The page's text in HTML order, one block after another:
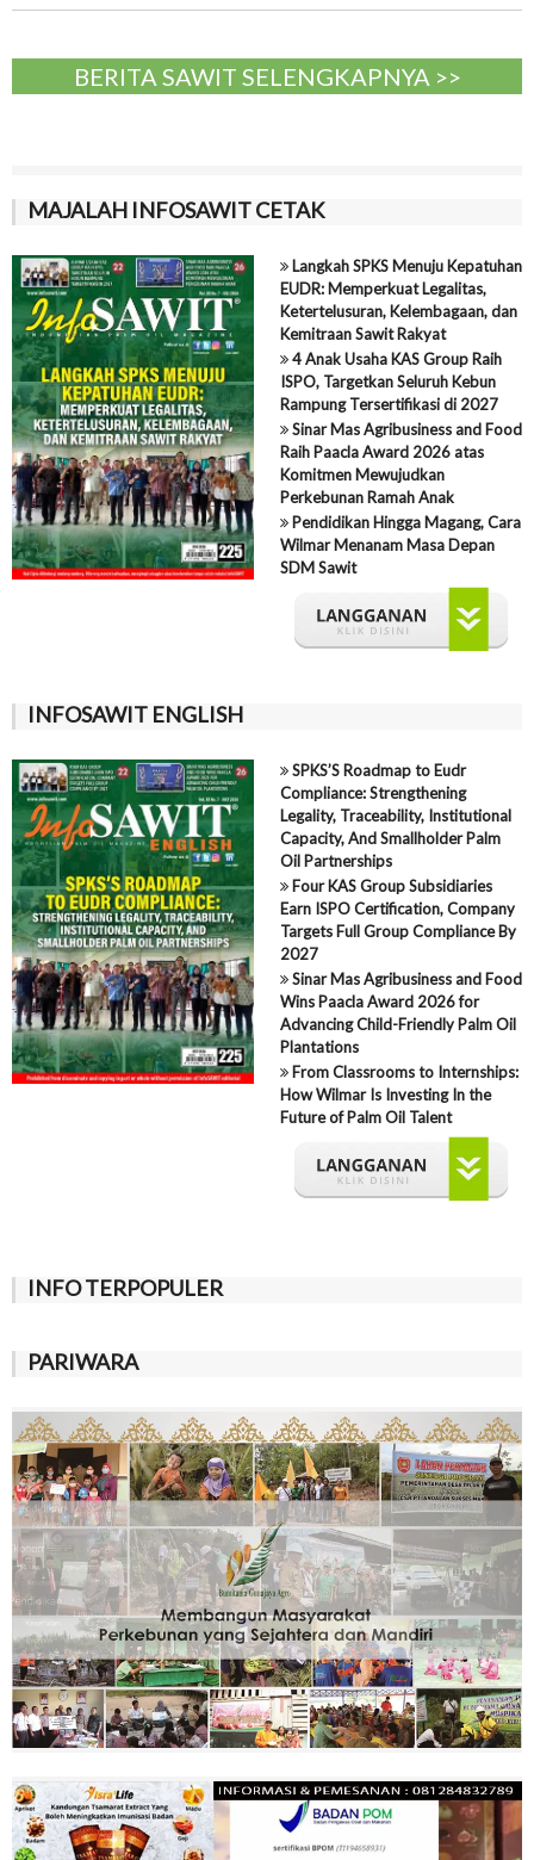
BERITA SAWIT SELENGKAPNYA >>
MAJALAH INFOSAWIT CETAK
Langkah SPKS Menuju Kepatuhan
EUDR: Memperkuat Legalitas,
Ketertelusuran, Kelembagaan, dan
Kemitraan Sawit Rakyat
4 Anak Usaha KAS Group Raih
ISPO, Targetkan Seluruh Kebun
Rampung Tersertifikasi di 2027
Sinar Mas Agribusiness and Food
Raih Paacla Award 2026 atas
Komitmen Mewujudkan
Perkebunan Ramah Anak
Pendidikan Hingga Magang, Cara
Wilmar Menanam Masa Depan
SDM Sawit
INFOSAWIT ENGLISH
SPKS’S Roadmap to Eudr
Compliance: Strengthening
Legality, Traceability, Institutional
Capacity, And Smallholder Palm
Oil Partnerships
Four KAS Group Subsidiaries
Earn ISPO Certification, Company
Targets Full Group Compliance By
2027
Sinar Mas Agribusiness and Food
Wins Paacla Award 2026 for
Advancing Child-Friendly Palm Oil
Plantations
From Classrooms to Internships:
How Wilmar Is Investing In the
Future of Palm Oil Talent
INFO TERPOPULER
PARIWARA